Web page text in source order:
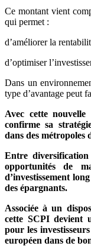
Ce montant vient
qui permet :
d’améliorer la
d’optimiser
Dans un
type d’avantage peut
Avec cette
confirme sa
dans des métropoles
Entre diversification
opportunités de
d’investissement
des épargnants.
Associée à un
cette SCPI devient
pour les
européen dans de